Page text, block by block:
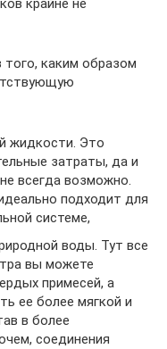
крайне не
каким образом
жидкости. Это
затраты, да и
всегда возможно.
подходит для
системе,
воды. Тут все
вы можете
примесей, а
ее более мягкой и
в более
соединения